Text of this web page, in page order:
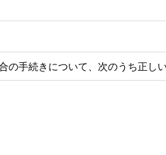
手続きについて、次のうち正しい